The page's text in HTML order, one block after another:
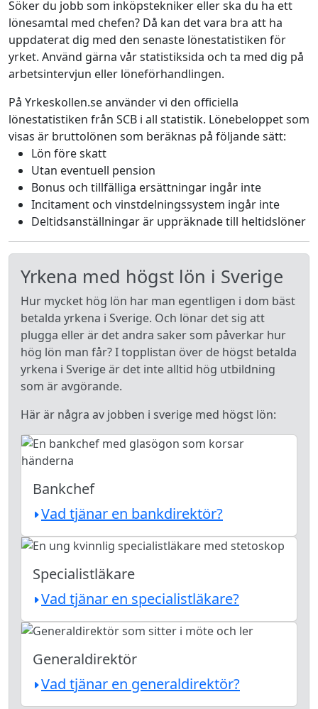
Söker du jobb som inköpstekniker eller ska du ha ett
lönesamtal med chefen? Då kan det vara bra att ha
uppdaterat dig med den senaste lönestatistiken för
yrket. Använd gärna vår statistiksida och ta med dig på
arbetsintervjun eller löneförhandlingen.
På Yrkeskollen.se använder vi den officiella
lönestatistiken från SCB i all statistik. Lönebeloppet som
visas är bruttolönen som beräknas på följande sätt:
Lön före skatt
Utan eventuell pension
Bonus och tillfälliga ersättningar ingår inte
Incitament och vinstdelningssystem ingår inte
Deltidsanställningar är uppräknade till heltidslöner
Yrkena med högst lön i Sverige
Hur mycket hög lön har man egentligen i dom bäst
betalda yrkena i Sverige. Och lönar det sig att
plugga eller är det andra saker som påverkar hur
hög lön man får? I topplistan över de högst betalda
yrkena i Sverige är det inte alltid hög utbildning
som är avgörande.
Här är några av jobben i sverige med högst lön:
Bankchef
Vad tjänar en bankdirektör?
Specialistläkare
Vad tjänar en specialistläkare?
Generaldirektör
Vad tjänar en generaldirektör?